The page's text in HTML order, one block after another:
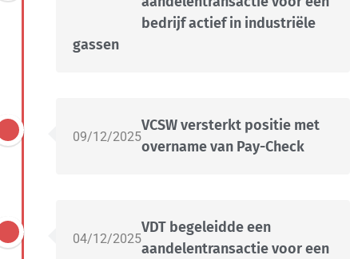
bedrijf actief in industriële
gassen
09/12/2025
VCSW versterkt positie met
overname van Pay-Check
04/12/2025
VDT begeleidde een
aandelentransactie voor een